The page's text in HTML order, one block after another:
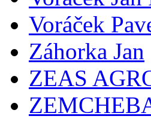
Voráček
Záhorka Jan
ZEAS